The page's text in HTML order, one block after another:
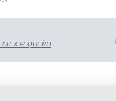
PEQUEÑO